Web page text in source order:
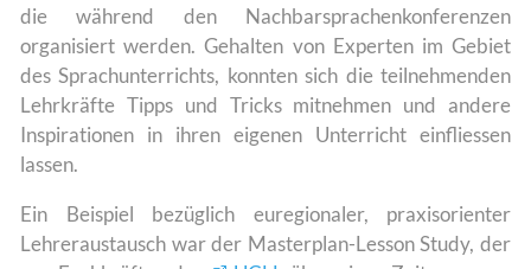
die während den Nachbarsprachenkonferenzen
organisiert werden. Gehalten von Experten im Gebiet
des Sprachunterrichts, konnten sich die teilnehmenden
Lehrkräfte Tipps und Tricks mitnehmen und andere
Inspirationen in ihren eigenen Unterricht einfliessen
lassen.
Ein Beispiel bezüglich euregionaler, praxisorienter
Lehreraustausch war der Masterplan-Lesson Study, der